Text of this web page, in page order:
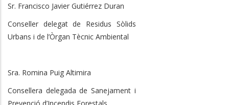
Sr. Francisco Javier Gutiérrez Duran
Conseller delegat de Residus Sòlids
Urbans i de l’Òrgan Tècnic Ambiental
Sra. Romina Puig Altimira
Consellera delegada de Sanejament i